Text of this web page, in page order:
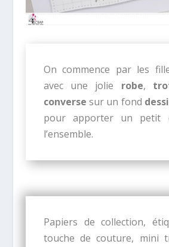
On commence par les
avec une jolie robe,
converse sur un fond
pour apporter un petit
l’ensemble.
Papiers de collection,
touche de couture, mini